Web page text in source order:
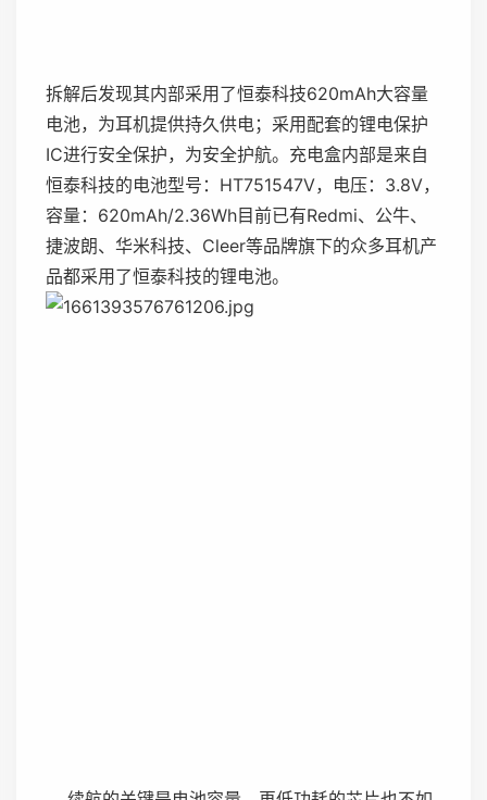
拆解后发现其内部采用了恒泰科技620mAh大容量
电池，为耳机提供持久供电；采用配套的锂电保护
IC进行安全保护，为安全护航。充电盒内部是来自
恒泰科技的电池型号：HT751547V，电压：3.8V，
容量：620mAh/2.36Wh目前已有Redmi、公牛、
捷波朗、华米科技、Cleer等品牌旗下的众多耳机产
品都采用了恒泰科技的锂电池。